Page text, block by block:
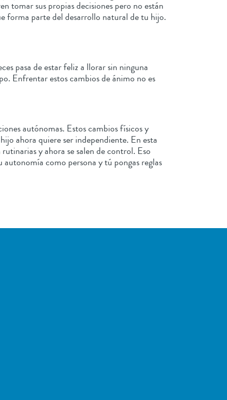
tomar sus propias decisiones pero no están
forma parte del desarrollo natural de tu hijo.
pasa de estar feliz a llorar sin ninguna
Enfrentar estos cambios de ánimo no es
autónomas. Estos cambios físicos y
ahora quiere ser independiente. En esta
y ahora se salen de control. Eso
como persona y tú pongas reglas